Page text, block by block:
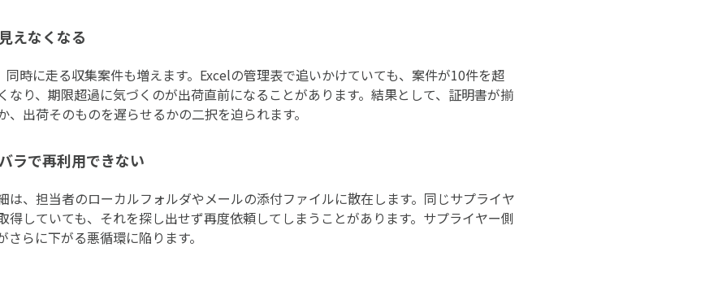
えなくなる
同時に走る収集案件も増えます。Excelの管理表で追いかけていても、案件が10件を超
なり、期限超過に気づくのが出荷直前になることがあります。結果として、証明書が揃
出荷そのものを遅らせるかの二択を迫られます。
ラで再利用できない
は、担当者のローカルフォルダやメールの添付ファイルに散在します。同じサプライヤ
得していても、それを探し出せず再度依頼してしまうことがあります。サプライヤー側
らに下がる悪循環に陥ります。